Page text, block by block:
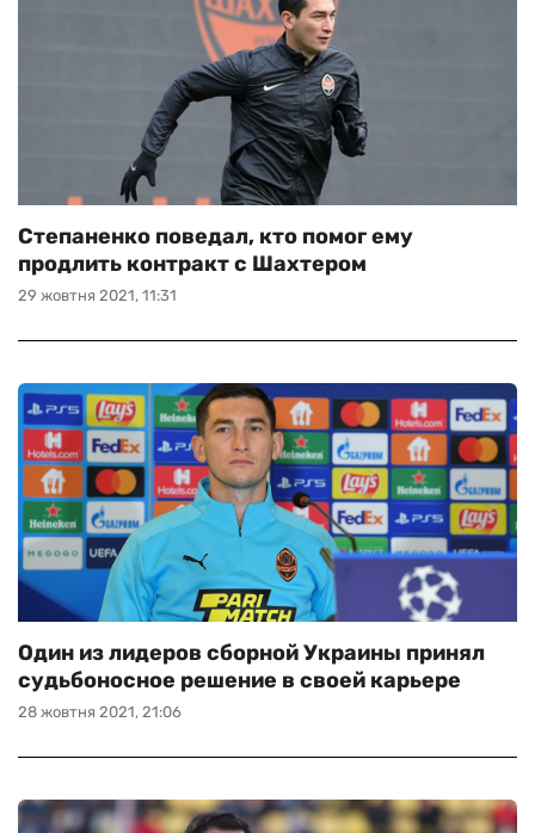
29 жовтня 2021, 11:31
Степаненко поведал, кто помог ему
продлить контракт с Шахтером
28 жовтня 2021, 21:06
Один из лидеров сборной Украины принял
судьбоносное решение в своей карьере